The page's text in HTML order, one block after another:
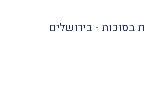
בסוכות - בירושלים